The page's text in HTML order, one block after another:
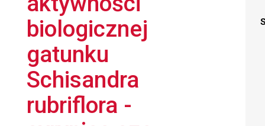
biologicznej
gatunku
Schisandra
rubriflora -